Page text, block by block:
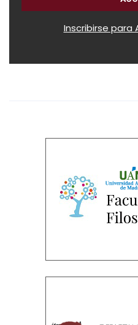
Inscribirse para